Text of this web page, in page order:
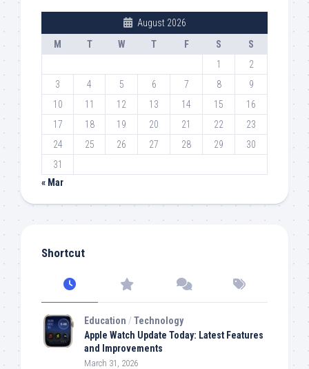
August 2026
M
T W T F S
S
1
2
3
4 5 6 7 8
9
10
11 12 13 14 15
16
17
18 19 20 21 22
23
24
25 26 27 28 29
30
31
« Mar
Shortcut
Education /Technology
Apple Watch Update Today: Latest Features
and Improvements
March 31, 2026